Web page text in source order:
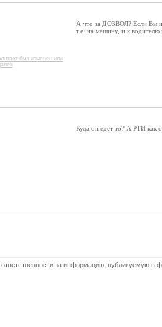
был изменен или
А что за ДОЗВОЛ? Если Вы
т.е. на машину, и к
Куда он едет то? А РТИ как
ответственности за информацию, публикуемую